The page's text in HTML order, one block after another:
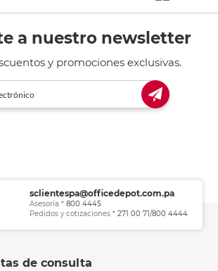
a nuestro newsletter
y promociones exclusivas.
sclientespa@officedepot.com.pa
Asesoría * 800 4445
Pedidos y cotizaciones * 271 00 71/800 4444
de consulta